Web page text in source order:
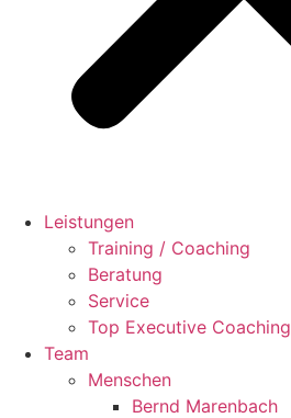
Leistungen
Training / Coaching
Beratung
Service
Top Executive Coaching
Team
Menschen
Bernd Marenbach